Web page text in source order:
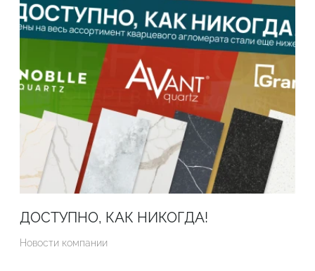
ДОСТУПНО, КАК НИКОГДА!
Новости компании